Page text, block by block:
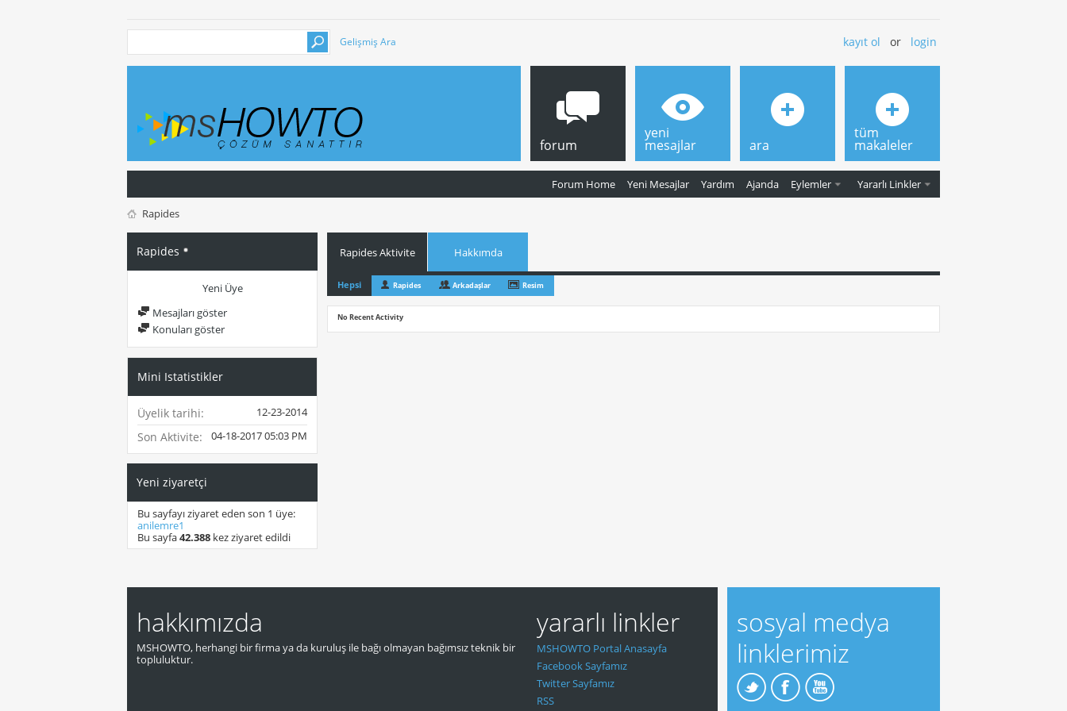
Gelişmiş Ara kayıt ol or login
forum
Forum Home Yeni Mesajlar Yardım Ajanda Eylemler Yararlı Linkler
yeni
mesajlar ara
tüm
makaleler
Rapides
Rapides
Yeni Üye
Mesajları göster
Konuları göster
Mini Istatistikler
Üyelik tarihi 12-23-2014
Son Aktivite 04-18-201705:03 PM
Yeni ziyaretçi
Bu sayfayı ziyaret eden son 1 üye:
anilemre1
Bu sayfa42.388 kez ziyaret edildi
Rapides Aktivite Hakkımda
Hepsi Rapides Arkadaşlar Resim
No Recent Activity
hakkımızda
MSHOWTO, herhangi bir firma ya da kuruluş ile bağı olmayan bağımsız teknik bir
topluluktur.
yararlı linkler
MSHOWTO Portal Anasayfa
Facebook Sayfamız
Twitter Sayfamız
RSS
sosyal medya
linklerimiz